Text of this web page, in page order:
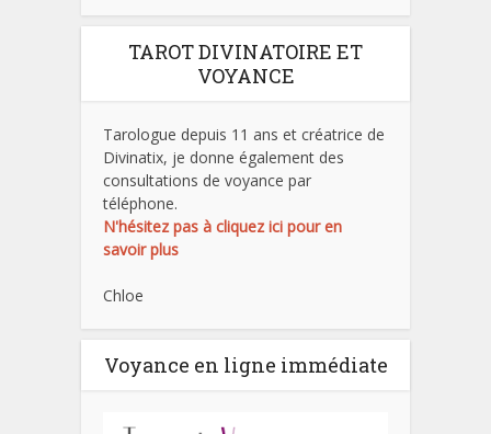
TAROT DIVINATOIRE ET
VOYANCE
Tarologue depuis 11 ans et créatrice de
Divinatix, je donne également des
consultations de voyance par
téléphone.
N'hésitez pas à cliquez ici pour en
savoir plus
Chloe
Voyance en ligne immédiate